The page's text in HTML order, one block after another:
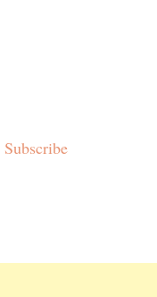
Subscribe